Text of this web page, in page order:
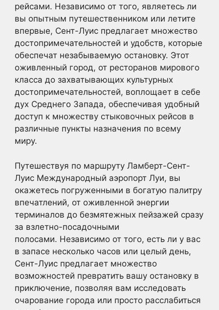
рейсами. Независимо от того, являетесь ли
вы опытным путешественником или летите
впервые, Сент-Луис предлагает множество
достопримечательностей и удобств, которые
обеспечат незабываемую остановку. Этот
оживленный город, от ресторанов мирового
класса до захватывающих культурных
достопримечательностей, воплощает в себе
дух Среднего Запада, обеспечивая удобный
доступ к множеству стыковочных рейсов в
различные пункты назначения по всему
миру.
Путешествуя по маршруту Ламберт-Сент-
Луис Международный аэропорт Луи, вы
окажетесь погруженными в богатую палитру
впечатлений, от оживленной энергии
терминалов до безмятежных пейзажей сразу
за взлетно-посадочными
полосами. Независимо от того, есть ли у вас
в запасе несколько часов или целый день,
Сент-Луис предлагает множество
возможностей превратить вашу остановку в
приключение, позволяя вам исследовать
очарование города или просто расслабиться